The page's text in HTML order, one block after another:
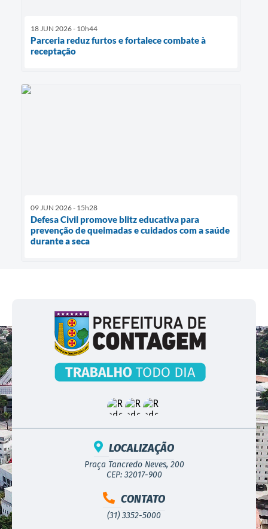
18 JUN 2026 - 10h44
Parceria reduz furtos e fortalece combate à
receptação
09 JUN 2026 - 15h28
Defesa Civil promove blitz educativa para
prevenção de queimadas e cuidados com a saúde
durante a seca
LOCALIZAÇÃO
Praça Tancredo Neves, 200
CEP: 32017-900
CONTATO
(31) 3352-5000